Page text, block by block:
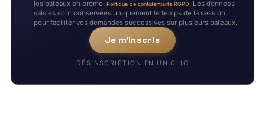
les bateaux en promo. Politique de confidentialité RGPD. Les données
saisies sont conservées uniquement le temps de la session
pour faciliter vos demandes successives sur plusieurs bateaux.
Je m'inscris
DÉSINSCRIPTION EN UN CLIC